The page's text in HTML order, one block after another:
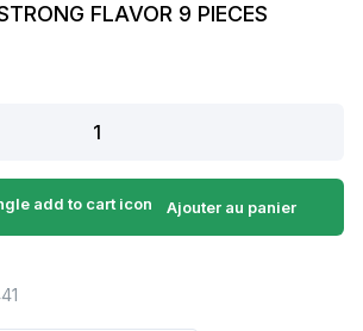
FLAVOR 9 PIECES
Ajouter au panier